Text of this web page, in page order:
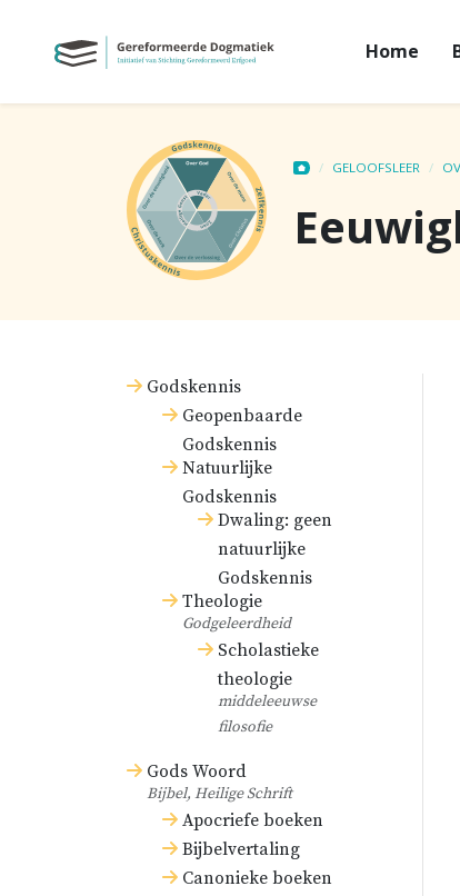
Home
GELOOFSLEER
Godskennis
Geopenbaarde
Godskennis
Natuurlijke
Godskennis
Dwaling: geen
natuurlijke
Godskennis
Theologie
Godgeleerdheid
Scholastieke
theologie
middeleeuwse
filosofie
Gods Woord
Bijbel, Heilige Schrift
Apocriefe boeken
Bijbelvertaling
Canonieke boeken